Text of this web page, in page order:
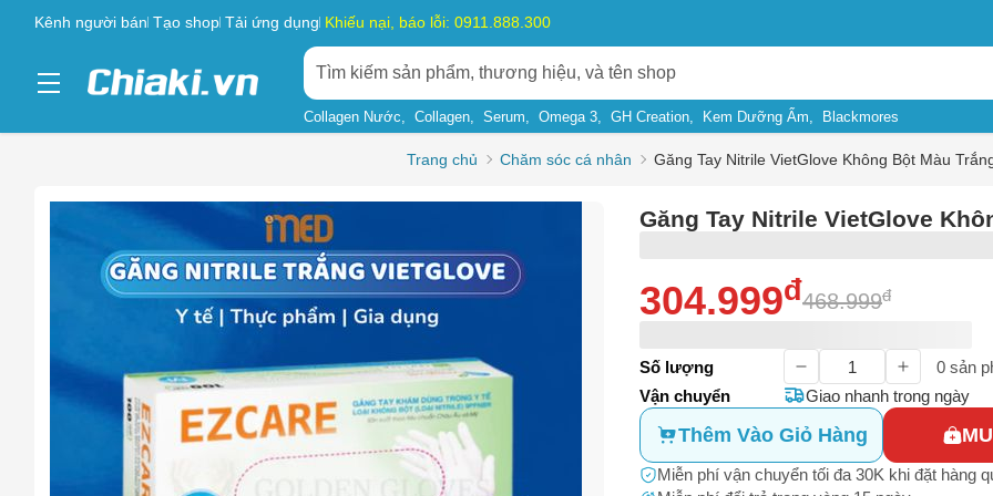
Kênh người bán Tạo shop Tải ứng dụng Khiếu nại, báo lỗi: 0911.888.300
Collagen Nước Collagen Serum Omega 3 GH Creation Kem Dưỡng Ẩm Blackmores
Trang chủ Chăm sóc cá nhân Găng Tay Nitrile VietGlove Không Bột Màu
Găng Tay Nitrile VietGlove
304.999đ468.999đ
Số lượng 0 sản
Vận chuyển
Giao nhanh trong ngày
Thêm Vào Giỏ Hàng
Miễn phí vận chuyển tối đa 30K khi đặt hàng
Chọn lý do
Sản phẩm có dấu hiệu lừa đảo